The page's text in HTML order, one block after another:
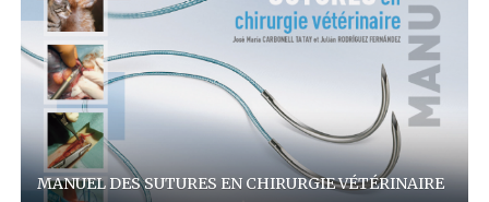
MANUEL DES SUTURES EN CHIRURGIE VÉTÉRINAIRE